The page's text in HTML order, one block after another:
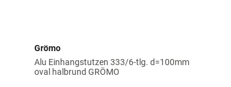
Grömo
Alu Einhangstutzen 333/6-tlg. d=100mm
oval halbrund GRÖMO